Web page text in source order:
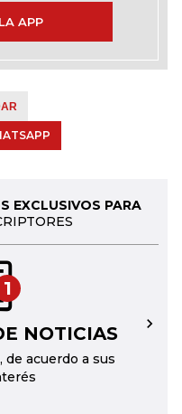
APP
EXCLUSIVOS PARA
1
NOTICIAS
acuerdo a sus
→